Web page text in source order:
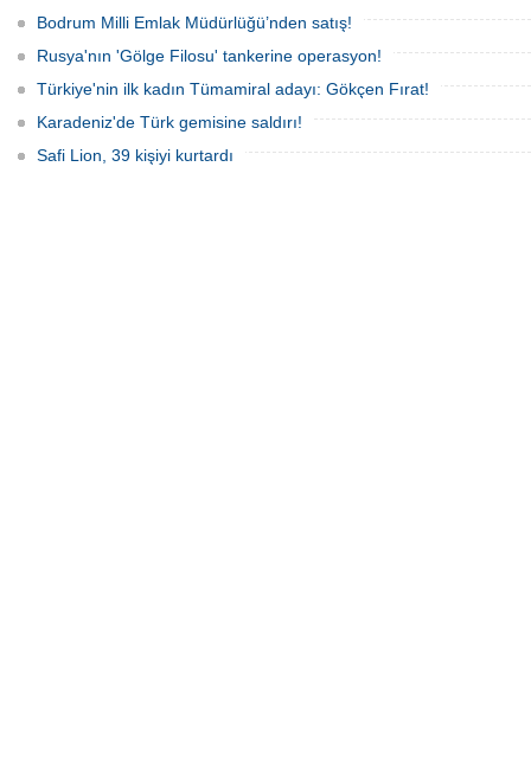
Bodrum Milli Emlak Müdürlüğü’nden satış!
Rusya'nın 'Gölge Filosu' tankerine operasyon!
Türkiye'nin ilk kadın Tümamiral adayı: Gökçen Fırat!
Karadeniz'de Türk gemisine saldırı!
Safi Lion, 39 kişiyi kurtardı